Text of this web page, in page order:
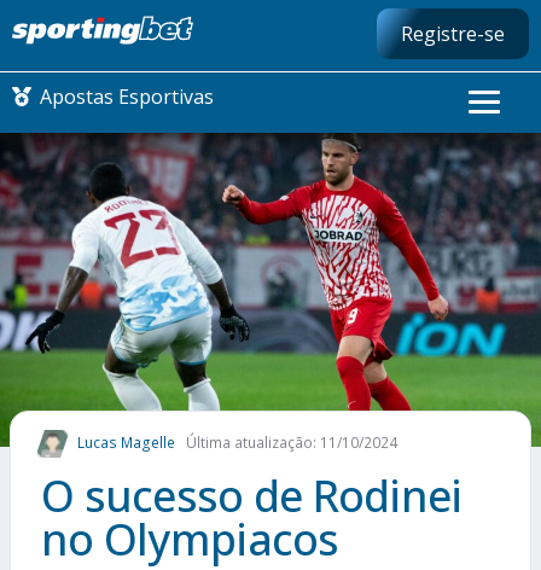
Registre-se
Apostas Esportivas
CONMEBOL LIBERTADORES
FUTEBOL NACIONAL
FUTEBOL INTERNACIONAL
COMO APOSTAR
MAIS ESPORTES
Lucas Magelle Última atualização: 11/10/2024
O sucesso de Rodinei
no Olympiacos